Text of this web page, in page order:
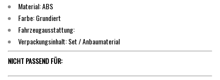
Material: ABS
Farbe: Grundiert
Fahrzeugausstattung:
Verpackungsinhalt: Set / Anbaumaterial
NICHT PASSEND FÜR: